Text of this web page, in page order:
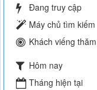
Đang truy cập
Máy chủ tìm kiếm
Khách viếng thăm
Hôm nay
Tháng hiện tại